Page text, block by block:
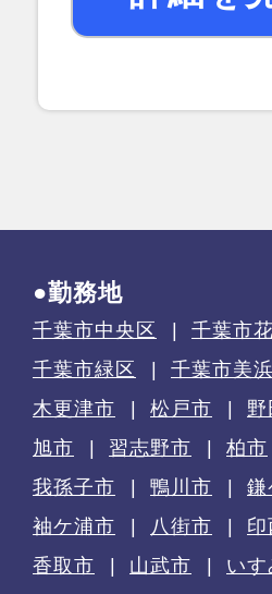
●勤務地
千葉市中央区 千葉市
千葉市緑区
千葉市美
木更津市
松戸市 野
旭市
習志野市 柏市
我孫子市
鴨川市 鎌
袖ケ浦市
八街市 印
香取市
山武市 いす